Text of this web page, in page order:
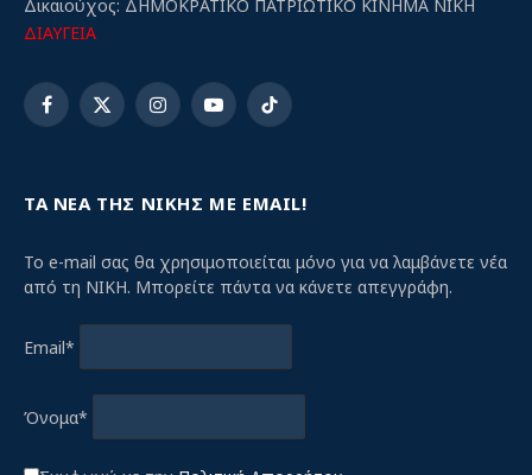
Δικαιούχος: ΔΗΜΟΚΡΑΤΙΚΟ ΠΑΤΡΙΩΤΙΚΟ ΚΙΝΗΜΑ ΝΙΚΗ
ΔΙΑΥΓΕΙΑ
Facebook
X
InstagramYouTubeTikTok
ΤΑ ΝΕΑ ΤΗΣ ΝΙΚΗΣ ΜΕ EMAIL!
Το e-mail σας θα χρησιμοποιείται μόνο για να λαμβάνετε νέα
από τη ΝΙΚΗ. Μπορείτε πάντα να κάνετε απεγγράφη.
Email*
Όνομα*